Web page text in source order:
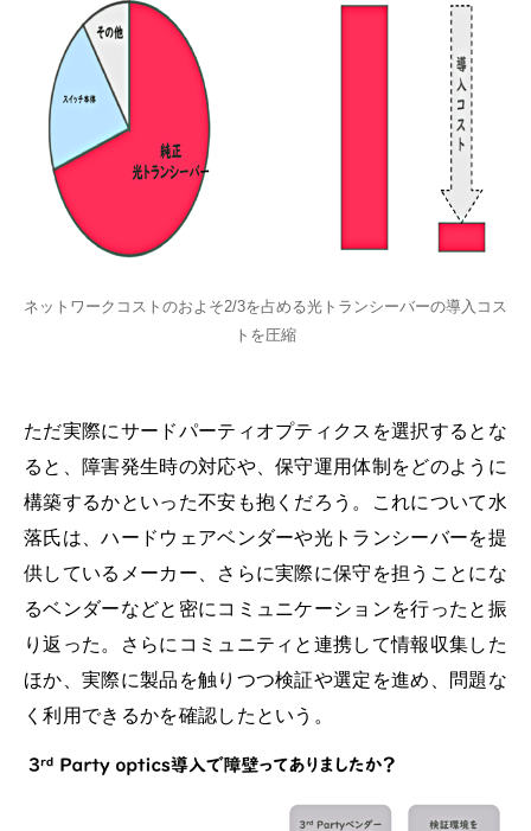
ネットワークコストのおよそ2/3を占める光トランシーバーの導入コス
トを圧縮
ただ実際にサードパーティオプティクスを選択するとな
ると、障害発生時の対応や、保守運用体制をどのように
構築するかといった不安も抱くだろう。これについて水
落氏は、ハードウェアベンダーや光トランシーバーを提
供しているメーカー、さらに実際に保守を担うことにな
るベンダーなどと密にコミュニケーションを行ったと振
り返った。さらにコミュニティと連携して情報収集した
ほか、実際に製品を触りつつ検証や選定を進め、問題な
く利用できるかを確認したという。